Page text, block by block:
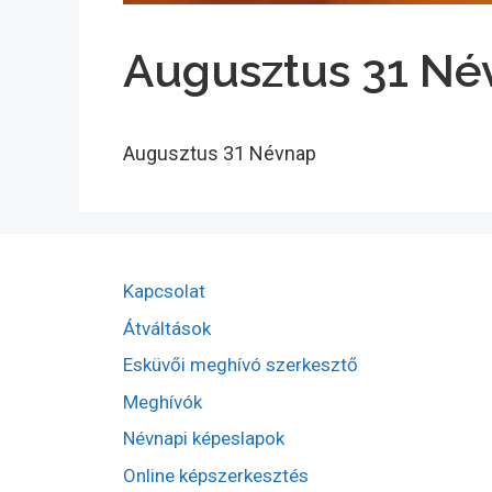
Augusztus 31
Augusztus 31 Névnap
Kapcsolat
Átváltások
Esküvői meghívó szerkesztő
Meghívók
Névnapi képeslapok
Online képszerkesztés